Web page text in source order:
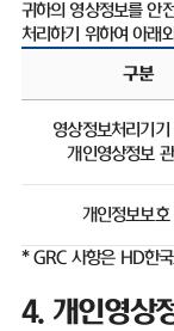
귀하의 영상정보를 안
처리하기 위하여 아래
구분
영상정보처리기
개인영상정보
개인정보보호
* GRC 사항은HD한
4. 개인영상